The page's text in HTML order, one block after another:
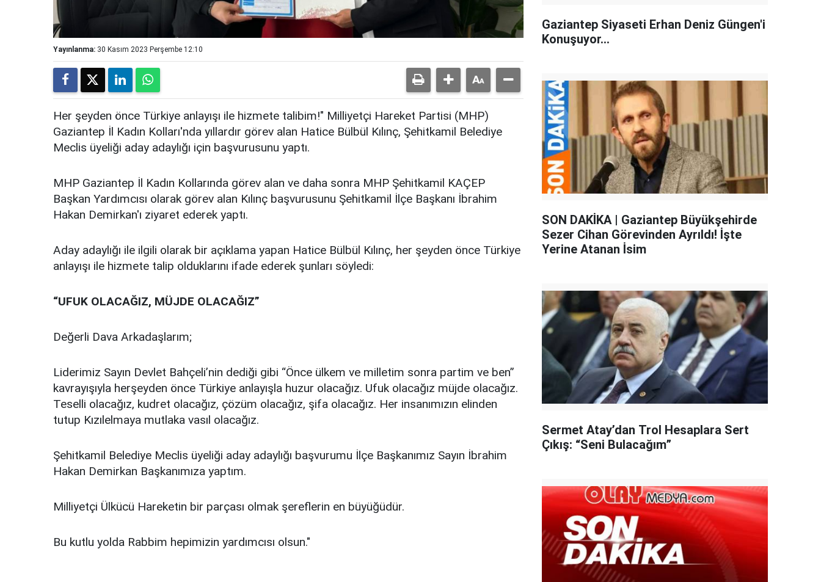
Yayınlanma: 30 Kasım 2023 Perşembe 12:10
Her şeyden önce Türkiye anlayışı ile hizmete talibim!" Milliyetçi Hareket Partisi (MHP)
Gaziantep İl Kadın Kolları'nda yıllardır görev alan Hatice Bülbül Kılınç, Şehitkamil Belediye
Meclis üyeliği aday adaylığı için başvurusunu yaptı.
MHP Gaziantep İl Kadın Kollarında görev alan ve daha sonra MHP Şehitkamil KAÇEP
Başkan Yardımcısı olarak görev alan Kılınç başvurusunu Şehitkamil İlçe Başkanı İbrahim
Hakan Demirkan'ı ziyaret ederek yaptı.
Aday adaylığı ile ilgili olarak bir açıklama yapan Hatice Bülbül Kılınç, her şeyden önce Türkiye
anlayışı ile hizmete talip olduklarını ifade ederek şunları söyledi:
“UFUK OLACAĞIZ, MÜJDE OLACAĞIZ”
Değerli Dava Arkadaşlarım;
Liderimiz Sayın Devlet Bahçeli’nin dediği gibi “Önce ülkem ve milletim sonra partim ve ben”
kavrayışıyla herşeyden önce Türkiye anlayışla huzur olacağız. Ufuk olacağız müjde olacağız.
Teselli olacağız, kudret olacağız, çözüm olacağız, şifa olacağız. Her insanımızın elinden
tutup Kızılelmaya mutlaka vasıl olacağız.
Şehitkamil Belediye Meclis üyeliği aday adaylığı başvurumu İlçe Başkanımız Sayın İbrahim
Hakan Demirkan Başkanımıza yaptım.
Milliyetçi Ülkücü Hareketin bir parçası olmak şereflerin en büyüğüdür.
Bu kutlu yolda Rabbim hepimizin yardımcısı olsun."
Gaziantep Siyaseti Erhan Deniz Güngen'i
Konuşuyor...
SON DAKİKA | Gaziantep Büyükşehirde
Sezer Cihan Görevinden Ayrıldı! İşte
Yerine Atanan İsim
Sermet Atay’dan Trol Hesaplara Sert
Çıkış: “Seni Bulacağım”